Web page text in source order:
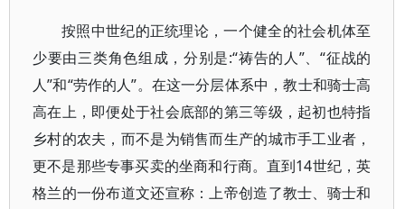
按照中世纪的正统理论，一个健全的社会机体至
少要由三类角色组成，分别是:“祷告的人”、“征战的
人”和“劳作的人”。在这一分层体系中，教士和骑士高
高在上，即便处于社会底部的第三等级，起初也特指
乡村的农夫，而不是为销售而生产的城市手工业者，
更不是那些专事买卖的坐商和行商。直到14世纪，英
格兰的一份布道文还宣称：上帝创造了教士、骑士和